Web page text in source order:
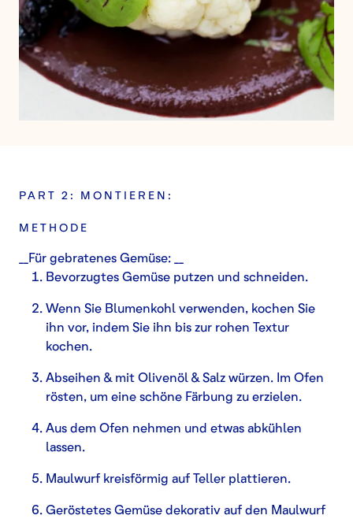
PART 2: MONTIEREN:
METHODE
__Für gebratenes Gemüse: __
Bevorzugtes Gemüse putzen und schneiden.
Wenn Sie Blumenkohl verwenden, kochen Sie
ihn vor, indem Sie ihn bis zur rohen Textur
kochen.
Abseihen & mit Olivenöl & Salz würzen. Im Ofen
rösten, um eine schöne Färbung zu erzielen.
Aus dem Ofen nehmen und etwas abkühlen
lassen.
Maulwurf kreisförmig auf Teller plattieren.
Geröstetes Gemüse dekorativ auf den Maulwurf